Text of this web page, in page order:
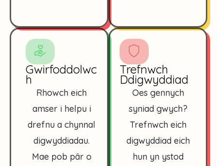
Gwirfoddolwc
h
Rhowch eich
amser i helpu i
drefnu a chynnal
digwyddiadau.
Mae pob pâr o
Trefnwch
Ddigwyddiad
Oes gennych
syniad gwych?
Trefnwch eich
digwyddiad eich
hun yn ystod